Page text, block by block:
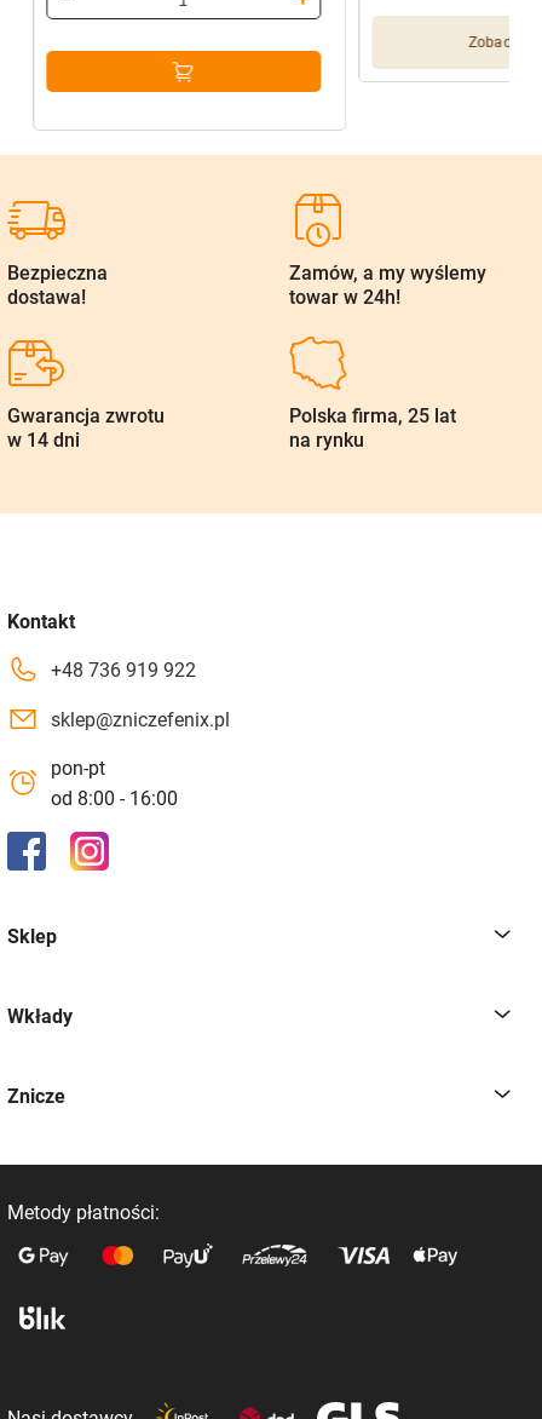
wynosiła:
116,80 zł.
wynosi:
93,44 zł.
Zobacz
Bezpieczna
dostawa!
Zamów, a my wyślemy
towar w 24h!
Gwarancja zwrotu
w 14 dni
Polska firma, 25 lat
na rynku
Kontakt
+48 736 919 922
sklep@zniczefenix.pl
pon-pt
od 8:00 - 16:00
Sklep
Wkłady
Znicze
Metody płatności: